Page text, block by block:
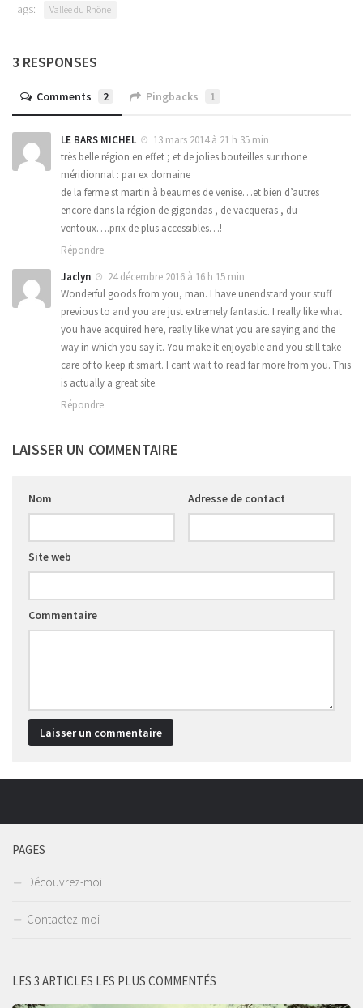
Tags: Vallée du Rhône
3 RESPONSES
Comments 2 Pingbacks 1
LE BARS MICHEL
13 mars 2014 à 21 h 35 min
très belle région en effet ; et de jolies bouteilles sur rhone
méridionnal : par ex domaine
de la ferme st martin à beaumes de venise…et bien d’autres
encore dans la région de gigondas , de vacqueras , du
ventoux….prix de plus accessibles…!
Répondre
Jaclyn
24 décembre 2016 à 16 h 15 min
Wonderful goods from you, man. I have unendstard your stuff
previous to and you are just extremely fantastic. I really like what
you have acquired here, really like what you are saying and the
way in which you say it. You make it enjoyable and you still take
care of to keep it smart. I cant wait to read far more from you. This
is actually a great site.
Répondre
LAISSER UN COMMENTAIRE
Nom Adresse de contact
Site web
Commentaire
PAGES
Découvrez-moi
Contactez-moi
LES 3 ARTICLES LES PLUS COMMENTÉS